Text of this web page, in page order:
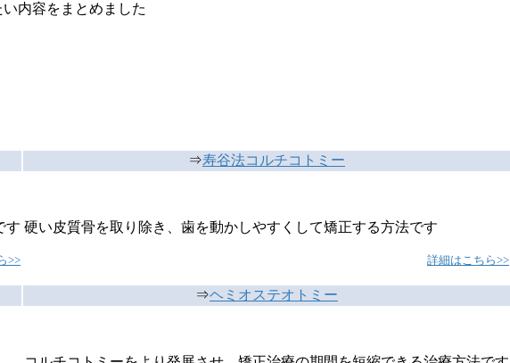
内容をまとめました
⇒寿谷法コルチコトミー
す
>>
硬い皮質骨を取り除き、歯を動かしやすくして矯正する方法です
詳細はこちら>>
⇒ヘミオステオトミー